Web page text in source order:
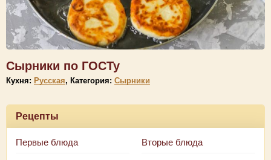
Сырники по ГОСТу
Кухня: Русская, Категория: Сырники
Рецепты
Первые блюда Вторые блюда